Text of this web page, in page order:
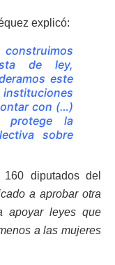
explicó:
construimos
de ley,
este
con (…)
protege la
sobre
diputados del
a aprobar otra
apoyar leyes que
a las mujeres